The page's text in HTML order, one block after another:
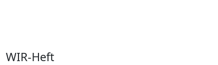
WIR-Heft